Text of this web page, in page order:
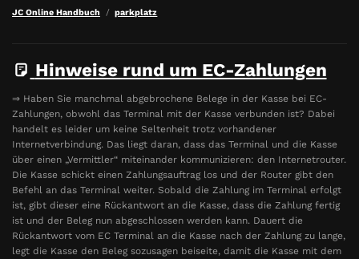
JC Online Handbuch parkplatz
Hinweise rund um EC-Zahlungen
⇒ Haben Sie manchmal abgebrochene Belege in der Kasse bei EC-
Zahlungen, obwohl das Terminal mit der Kasse verbunden ist? Dabei
handelt es leider um keine Seltenheit trotz vorhandener
Internetverbindung. Das liegt daran, dass das Terminal und die Kasse
über einen „Vermittler“ miteinander kommunizieren: den Internetrouter.
Die Kasse schickt einen Zahlungsauftrag los und der Router gibt den
Befehl an das Terminal weiter. Sobald die Zahlung im Terminal erfolgt
ist, gibt dieser eine Rückantwort an die Kasse, dass die Zahlung fertig
ist und der Beleg nun abgeschlossen werden kann. Dauert die
Rückantwort vom EC Terminal an die Kasse nach der Zahlung zu lange,
legt die Kasse den Beleg sozusagen beiseite, damit die Kasse mit dem